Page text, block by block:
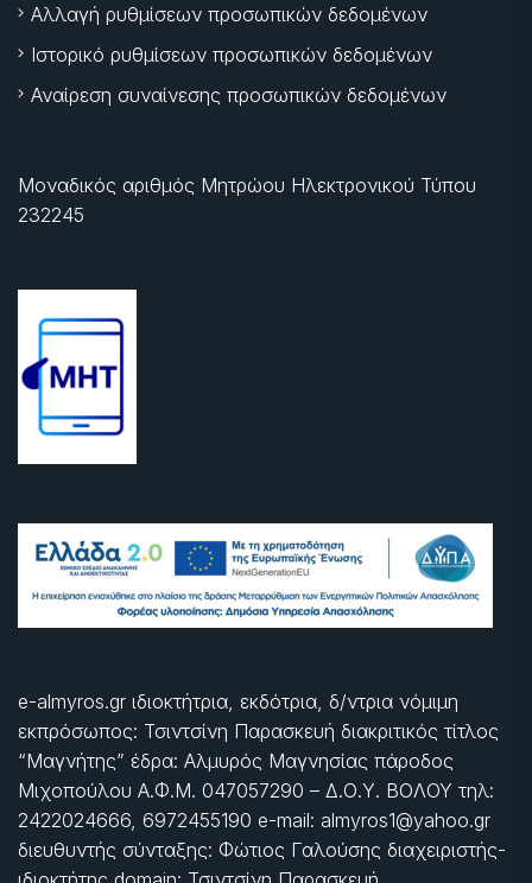
Αλλαγή ρυθμίσεων προσωπικών δεδομένων
Ιστορικό ρυθμίσεων προσωπικών δεδομένων
Αναίρεση συναίνεσης προσωπικών δεδομένων
Μοναδικός αριθμός Μητρώου Ηλεκτρονικού Τύπου
232245
e-almyros.gr ιδιοκτήτρια, εκδότρια, δ/ντρια νόμιμη
εκπρόσωπος: Τσιντσίνη Παρασκευή διακριτικός τίτλος
“Μαγνήτης” έδρα: Αλμυρός Μαγνησίας πάροδος
Μιχοπούλου Α.Φ.Μ. 047057290 – Δ.Ο.Υ. ΒΟΛΟΥ τηλ:
2422024666, 6972455190 e-mail: almyros1@yahoo.gr
διευθυντής σύνταξης: Φώτιος Γαλούσης διαχειριστής-